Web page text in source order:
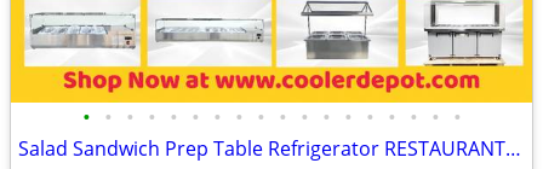
• • • • • • • • • • • • • • • • • •
Salad Sandwich Prep Table Refrigerator RESTAURANT EQUIPMENT